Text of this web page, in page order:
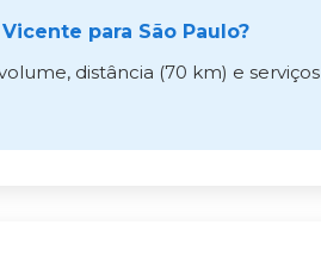
para São Paulo?
distância (70 km) e serviços